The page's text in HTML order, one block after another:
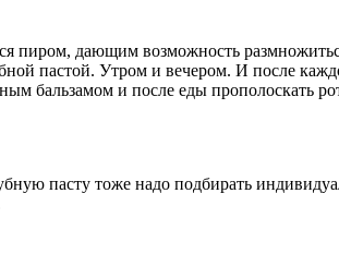
пиром, дающим возможность
пастой. Утром и вечером. И после
бальзамом и после еды прополоскать
пасту тоже надо подбирать